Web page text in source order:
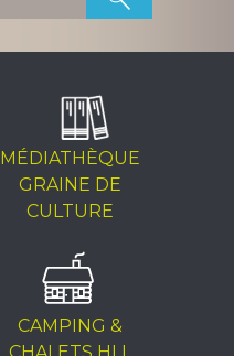
MÉDIATHÈQUE
GRAINE DE
CULTURE
CAMPING &